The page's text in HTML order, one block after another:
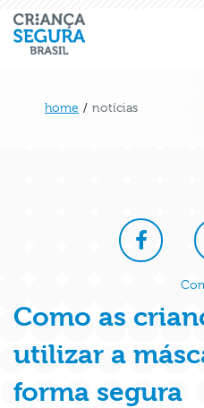
home / notícias
Como as
utilizar a
forma segura